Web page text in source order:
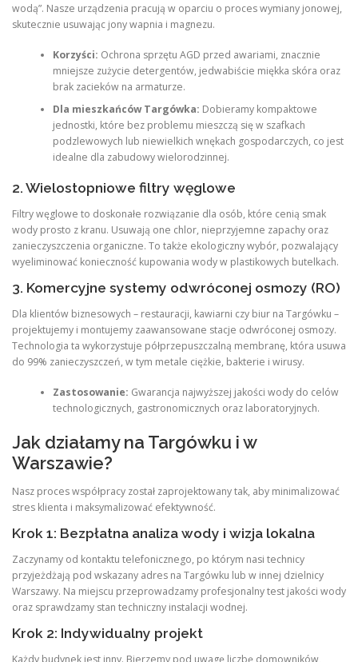
wodą”. Nasze urządzenia pracują w oparciu o proces wymiany jonowej,
skutecznie usuwając jony wapnia i magnezu.
Korzyści: Ochrona sprzętu AGD przed awariami, znacznie
mniejsze zużycie detergentów, jedwabiście miękka skóra oraz
brak zacieków na armaturze.
Dla mieszkańców Targówka: Dobieramy kompaktowe
jednostki, które bez problemu mieszczą się w szafkach
podzlewowych lub niewielkich wnękach gospodarczych, co jest
idealne dla zabudowy wielorodzinnej.
2. Wielostopniowe filtry węglowe
Filtry węglowe to doskonałe rozwiązanie dla osób, które cenią smak
wody prosto z kranu. Usuwają one chlor, nieprzyjemne zapachy oraz
zanieczyszczenia organiczne. To także ekologiczny wybór, pozwalający
wyeliminować konieczność kupowania wody w plastikowych butelkach.
3. Komercyjne systemy odwróconej osmozy (RO)
Dla klientów biznesowych – restauracji, kawiarni czy biur na Targówku –
projektujemy i montujemy zaawansowane stacje odwróconej osmozy.
Technologia ta wykorzystuje półprzepuszczalną membranę, która usuwa
do 99% zanieczyszczeń, w tym metale ciężkie, bakterie i wirusy.
Zastosowanie: Gwarancja najwyższej jakości wody do celów
technologicznych, gastronomicznych oraz laboratoryjnych.
Jak działamy na Targówku i w
Warszawie?
Nasz proces współpracy został zaprojektowany tak, aby minimalizować
stres klienta i maksymalizować efektywność.
Krok 1: Bezpłatna analiza wody i wizja lokalna
Zaczynamy od kontaktu telefonicznego, po którym nasi technicy
przyjeżdżają pod wskazany adres na Targówku lub w innej dzielnicy
Warszawy. Na miejscu przeprowadzamy profesjonalny test jakości wody
oraz sprawdzamy stan techniczny instalacji wodnej.
Krok 2: Indywidualny projekt